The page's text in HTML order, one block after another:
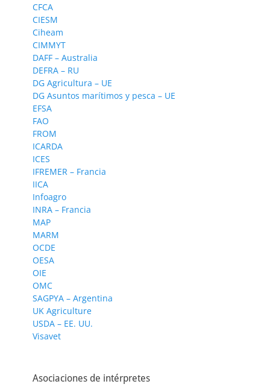
CFCA
CIESM
Ciheam
CIMMYT
DAFF – Australia
DEFRA – RU
DG Agricultura – UE
DG Asuntos marítimos y pesca – UE
EFSA
FAO
FROM
ICARDA
ICES
IFREMER – Francia
IICA
Infoagro
INRA – Francia
MAP
MARM
OCDE
OESA
OIE
OMC
SAGPYA – Argentina
UK Agriculture
USDA – EE. UU.
Visavet
Asociaciones de intérpretes